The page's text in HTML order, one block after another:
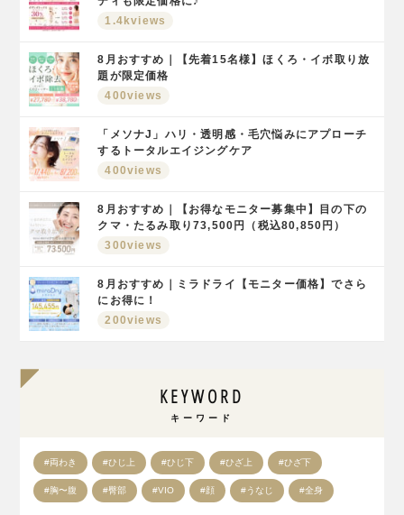
1.4kviews
8月おすすめ｜【先着15名様】ほくろ・イボ取り放
題が限定価格
400views
「メソナJ」ハリ・透明感・毛穴悩みにアプローチ
するトータルエイジングケア
400views
8月おすすめ｜【お得なモニター募集中】目の下の
クマ・たるみ取り73,500円（税込80,850円）
300views
8月おすすめ｜ミラドライ【モニター価格】でさら
にお得に！
200views
KEYWORD
キーワード
#両わき #ひじ上 #ひじ下 #ひざ上 #ひざ下
#胸〜腹 #臀部 #VIO #顔 #うなじ #全身